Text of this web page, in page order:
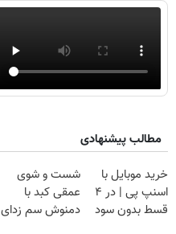
مطالب پیشنهادی
خرید موبایل با
اسنپ پی | در ۴
قسط بدون سود
شست و شوی
عمقی کبد با
دمنوش سم زدای